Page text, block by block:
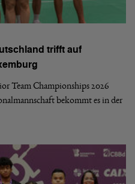
trifft auf
Team Championships 2026
bekommt es in der